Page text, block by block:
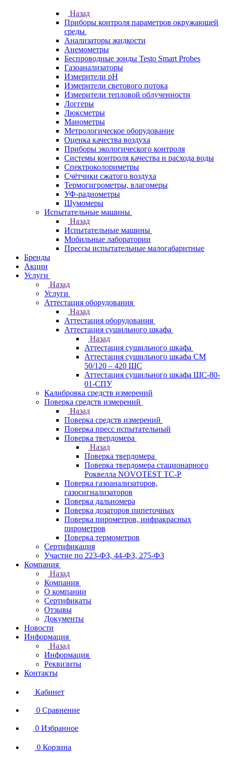
Назад
Приборы контроля параметров окружающей
среды
Анализаторы жидкости
Анемометры
Беспроводные зонды Testo Smart Probes
Газоанализаторы
Измерители pH
Измерители светового потока
Измерители тепловой облученности
Логгеры
Люксметры
Манометры
Метрологическое оборудование
Оценка качества воздуха
Приборы экологического контроля
Системы контроля качества и расхода воды
Спектроколориметры
Счётчики сжатого воздуха
Термогигрометры, влагомеры
УФ-радиометры
Шумомеры
Испытательные машины
Назад
Испытательные машины
Мобильные лаборатории
Прессы испытательные малогабаритные
Бренды
Акции
Услуги
Назад
Услуги
Аттестация оборудования
Назад
Аттестация оборудования
Аттестация сушильного шкафа
Назад
Аттестация сушильного шкафа
Аттестация сушильного шкафа СМ
50/120 – 420 ШС
Аттестация сушильного шкафа ШС-80-
01-СПУ
Калибровка средств измерений
Поверка средств измерений
Назад
Поверка средств измерений
Поверка пресс испытательный
Поверка твердомера
Назад
Поверка твердомера
Поверка твердомера стационарного
Роквелла NOVOTEST TС-Р
Поверка газоанализаторов,
газосигнализаторов
Поверка дальномера
Поверка дозаторов пипеточных
Поверка пирометров, инфракрасных
пирометров
Поверка термометров
Сертификация
Участие по 223-ФЗ, 44-ФЗ, 275-ФЗ
Компания
Назад
Компания
О компании
Сертификаты
Отзывы
Документы
Новости
Информация
Назад
Информация
Реквизиты
Контакты
Кабинет
0 Сравнение
0 Избранное
0 Корзина